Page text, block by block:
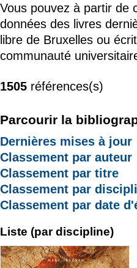
Vous pouvez à partir de
données des livres
libre de Bruxelles ou
communauté
1505 références(s)
Parcourir la
Dernières mises à jour
Classement par auteur
Classement par titre
Classement par
Classement par date
Liste (par discipline)